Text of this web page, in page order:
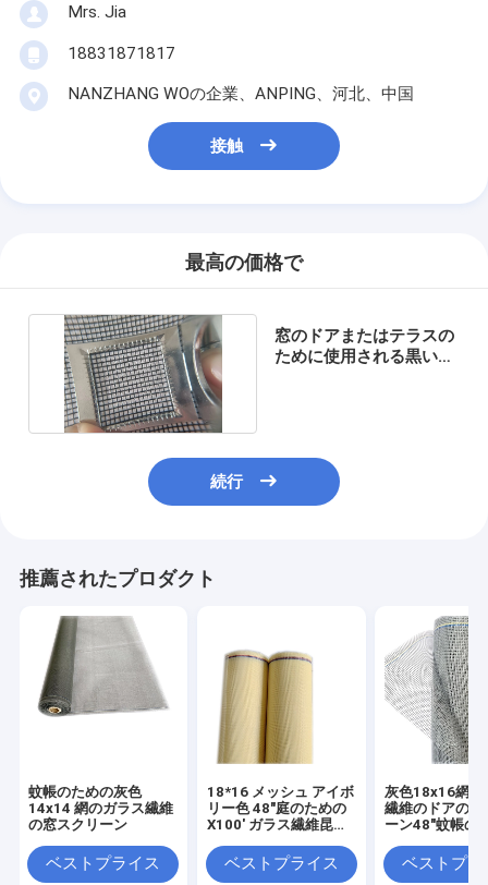
Mrs. Jia
18831871817
NANZHANG WOの企業、ANPING、河北、中国
接触
最高の価格で
窓のドアまたはテラスの
ために使用される黒いガ
続行
推薦されたプロダクト
蚊帳のための灰色
14x14 網のガラス繊維
の窓スクリーン
ベストプライス
18*16 メッシュ アイボ
リー色 48"庭のための
X100' ガラス繊維昆虫
ベストプライス
灰色18x16網の
繊維のドアの窓
ーン48"蚊帳の
ベストプラ